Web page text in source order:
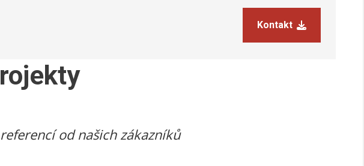
Kontakt
od našich zákazníků